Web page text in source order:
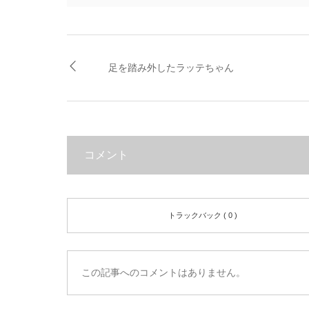
足を踏み外したラッテちゃん
コメント
トラックバック ( 0 )
この記事へのコメントはありません。